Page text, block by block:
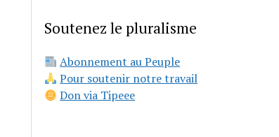
Soutenez le pluralisme
Abonnement au Peuple
Pour soutenir notre travail
Don via Tipeee